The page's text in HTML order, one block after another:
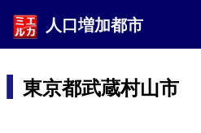
人口増加都市
東京都武蔵村山市